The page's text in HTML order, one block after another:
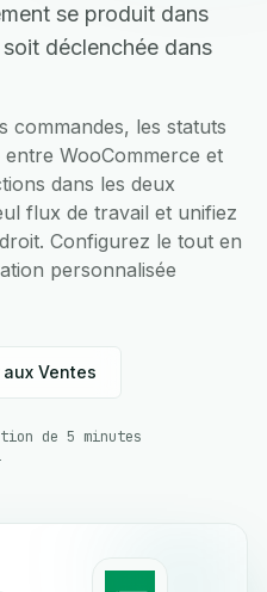
se produit dans
déclenchée dans
commandes, les statuts
WooCommerce et
dans les deux
flux de travail et unifiez
Configurez le tout en
personnalisée
aux Ventes
de 5 minutes